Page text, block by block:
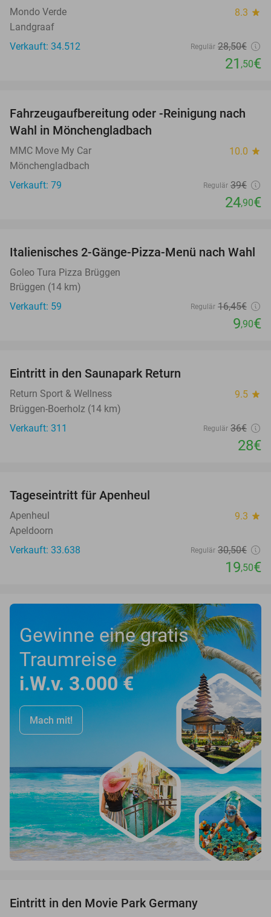
Mondo Verde 8.3 star
Landgraaf
Verkauft: 34.512
Regulär 28,50€
21 ,50€
36%
Fahrzeugaufbereitung oder -Reinigung nach
Wahl in Mönchengladbach
MMC Move My Car 10.0 star
Mönchengladbach
Verkauft: 79
Regulär 39€
24,90€
40%
Italienisches 2-Gänge-Pizza-Menü nach Wahl
Goleo Tura Pizza Brüggen
Brüggen (14 km)
Verkauft: 59
Regulär 16,45€
9,90€
Eintritt in den Saunapark Return
Return Sport & Wellness 9.5 star
Brüggen-Boerholz (14 km)
Verkauft: 311
Regulär 36€
28€
Tageseintritt für Apenheul
Apenheul 9.3 star
Apeldoorn
Verkauft: 33.638
Regulär 30,50€
19,50€
Gewinne eine gratis
Traumreise
i.W.v. 3.000 €
Mach mit!
Eintritt in den Movie Park Germany